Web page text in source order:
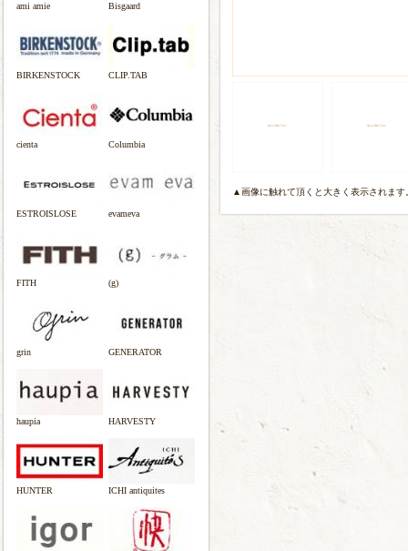
ami amie Bisgaard
BIRKENSTOCK CLIP.TAB
cienta Columbia
ESTROISLOSE evameva
FITH (g)
grin GENERATOR
haupia HARVESTY
HUNTER ICHI antiquites
▲画像に触れて頂くと大きく表示されます